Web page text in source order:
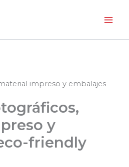
impreso y embalajes
y
friendly